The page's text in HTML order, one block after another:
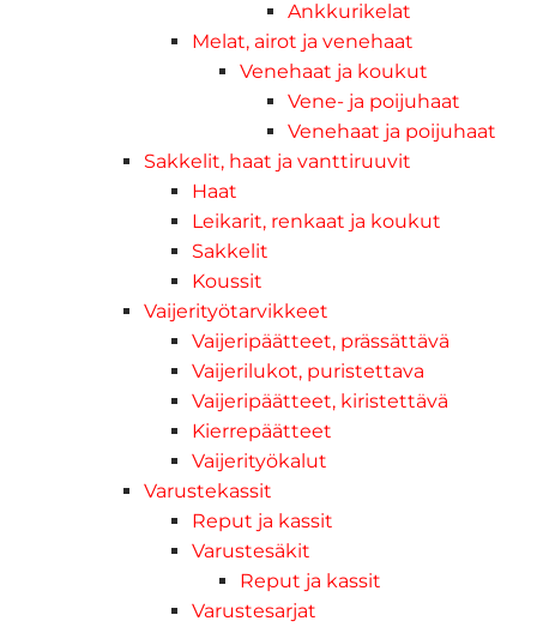
Ankkurikelat
Melat, airot ja venehaat
Venehaat ja koukut
Vene- ja poijuhaat
Venehaat ja poijuhaat
Sakkelit, haat ja vanttiruuvit
Haat
Leikarit, renkaat ja koukut
Sakkelit
Koussit
Vaijerityötarvikkeet
Vaijeripäätteet, prässättävä
Vaijerilukot, puristettava
Vaijeripäätteet, kiristettävä
Kierrepäätteet
Vaijerityökalut
Varustekassit
Reput ja kassit
Varustesäkit
Reput ja kassit
Varustesarjat